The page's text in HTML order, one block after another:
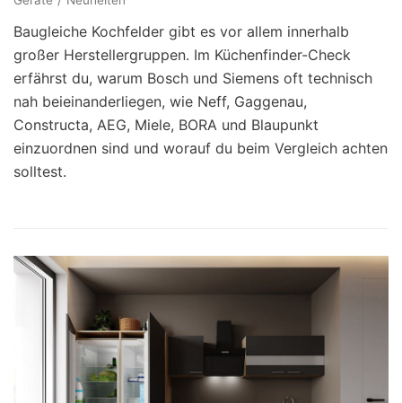
Baugleiche Kochfelder gibt es vor allem innerhalb
großer Herstellergruppen. Im Küchenfinder-Check
erfährst du, warum Bosch und Siemens oft technisch
nah beieinanderliegen, wie Neff, Gaggenau,
Constructa, AEG, Miele, BORA und Blaupunkt
einzuordnen sind und worauf du beim Vergleich achten
solltest.